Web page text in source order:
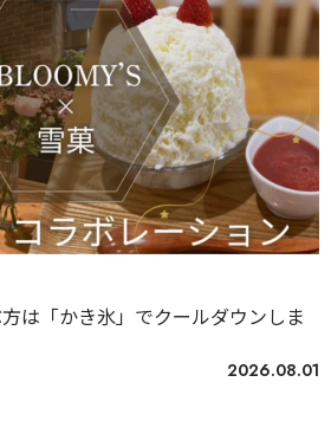
は「かき氷」でクールダウンしま
2026.08.01